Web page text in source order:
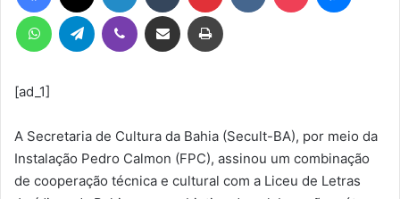
WhatsAppTelegram Viber Compartilhar via e-mail Imprimir
[ad_1]
A Secretaria de Cultura da Bahia (Secult-BA), por meio da
Instalação Pedro Calmon (FPC), assinou um combinação
de cooperação técnica e cultural com a Liceu de Letras